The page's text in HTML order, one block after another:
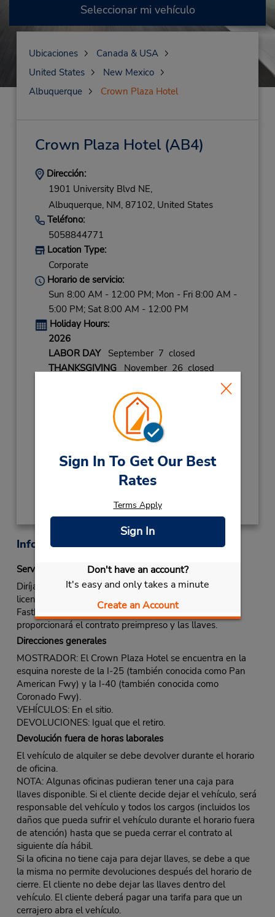
Sign In To Get Our Best
Rates
Terms Apply
Sign In
Don't have an account?
It's easy and only takes a minute
Create an Account
Seleccionar mi vehículo
Ubicaciones
Canada & USA
United States
New Mexico
Albuquerque
Crown Plaza Hotel
Crown Plaza Hotel(AB4)
Dirección:
1901 University Blvd NE,
Albuquerque, NM, 87102, United States
Teléfono:
5058844771
Location Type:
Corporate
Horario de servicio:
Sun 8:00 AM - 12:00 PM; Mon - Fri 8:00 AM -
5:00 PM; Sat 8:00 AM - 12:00 PM
Holiday Hours:
2026
LABOR DAYSeptember 7 closed
THANKSGIVINGNovember 26 closed
NEW YEARS DAY
January 1 closed
Ubicación para depositar llaves
Obtener direcciones
Información sobre la oficina
Servicio Fastbreak
Diríjase al mostrador de alquiler de Budget. Muestre su
licencia de conducir e identifíquese como miembro de
Fastbreak. El agente de alquiler de Budget le
proporcionará el contrato preimpreso y las llaves.
Direcciones generales
MOSTRADOR: El Crown Plaza Hotel se encuentra en la
esquina noreste de la I-25 (también conocida como Pan
American Fwy) y la I-40 (también conocida como
Coronado Fwy).
VEHÍCULOS: En el sitio.
DEVOLUCIONES: Igual que el retiro.
Devolución fuera de horas laborales
El vehículo de alquiler se debe devolver durante el horario
de oficina.
NOTA: Algunas oficinas pudieran tener una caja para
llaves disponible. Si el cliente decide dejar el vehículo, será
responsable del vehículo y todos los cargos (incluidos los
daños que pueda sufrir el vehículo durante el horario fuera
de atención) hasta que se pueda cerrar el contrato al
siguiente día hábil.
Si la oficina no tiene caja para dejar llaves, se debe a que
la misma no permite devoluciones después del horario de
cierre. El cliente no debe dejar las llaves dentro del
vehículo. El cliente deberá pagar una tarifa para que un
cerrajero abra el vehículo.